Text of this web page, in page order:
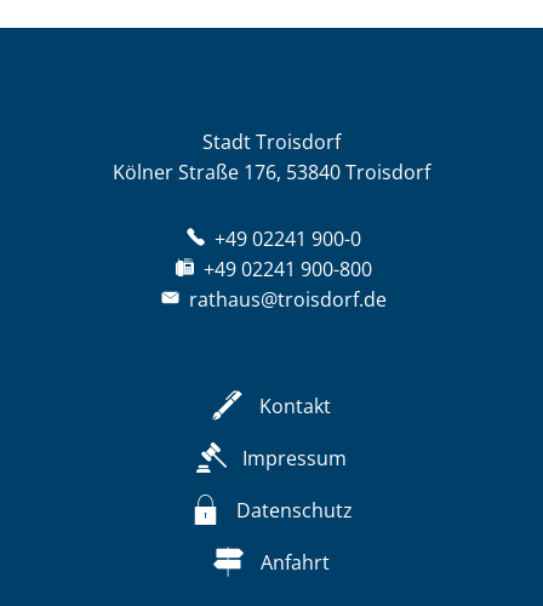
Stadt Troisdorf
Kölner Straße 176, 53840 Troisdorf
+49 02241 900-0
+49 02241 900-800
rathaus@troisdorf.de
Kontakt
Impressum
Datenschutz
Anfahrt